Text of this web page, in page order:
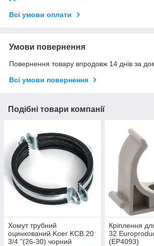
Всі умови оплати
Умови повернення
Повернення товару впродовж 14 днів за
Всі умови повернення
Подібні товари компанії
Хомут трубний
оцинкований Koer KCB.20
3/4 "(26-30) чорний
Кріплення
32
(EP4093)